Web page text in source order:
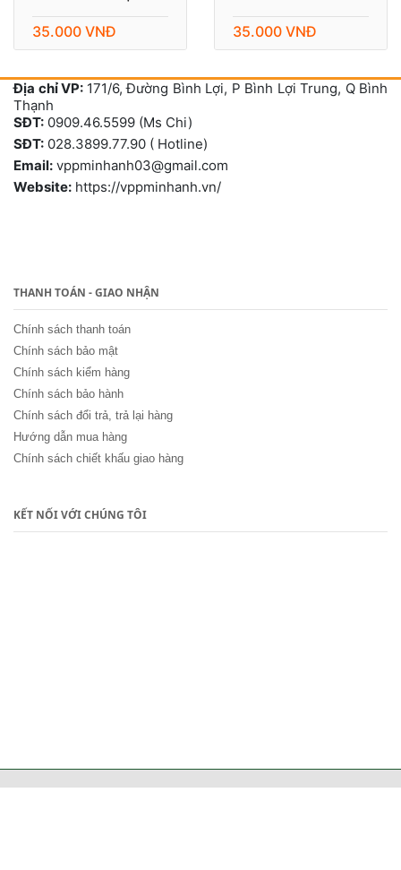
35.000 VNĐ 35.000 VNĐ
Địa chỉ VP: 171/6, Đường Bình Lợi, P Bình Lợi Trung, Q Bình
Thạnh
SĐT: 0909.46.5599 (Ms Chi)
SĐT: 028.3899.77.90 ( Hotline)
Email: vppminhanh03@gmail.com
Website: https://vppminhanh.vn/
THANH TOÁN - GIAO NHẬN
Chính sách thanh toán
Chính sách bảo mật
Chính sách kiểm hàng
Chính sách bảo hành
Chính sách đổi trả, trả lại hàng
Hướng dẫn mua hàng
Chính sách chiết khấu giao hàng
KẾT NỐI VỚI CHÚNG TÔI